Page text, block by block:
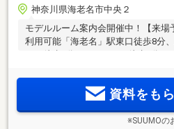
神奈川県海老名市中央２
モデルルーム案内会開催中！【来場
利用可能「海老名」駅東口徒歩8分
資料をも
※SUUMOの